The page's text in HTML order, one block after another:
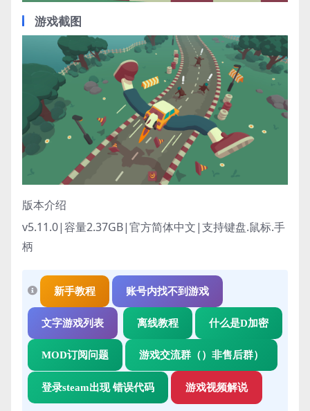
游戏截图
版本介绍
v5.11.0|容量2.37GB|官方简体中文|支持键盘.鼠标.手
柄
新手教程 账号内找不到游戏
文字游戏列表 离线教程 什么是D加密
MOD订阅问题 游戏交流群（）非售后群）
登录steam出现 错误代码 游戏视频解说